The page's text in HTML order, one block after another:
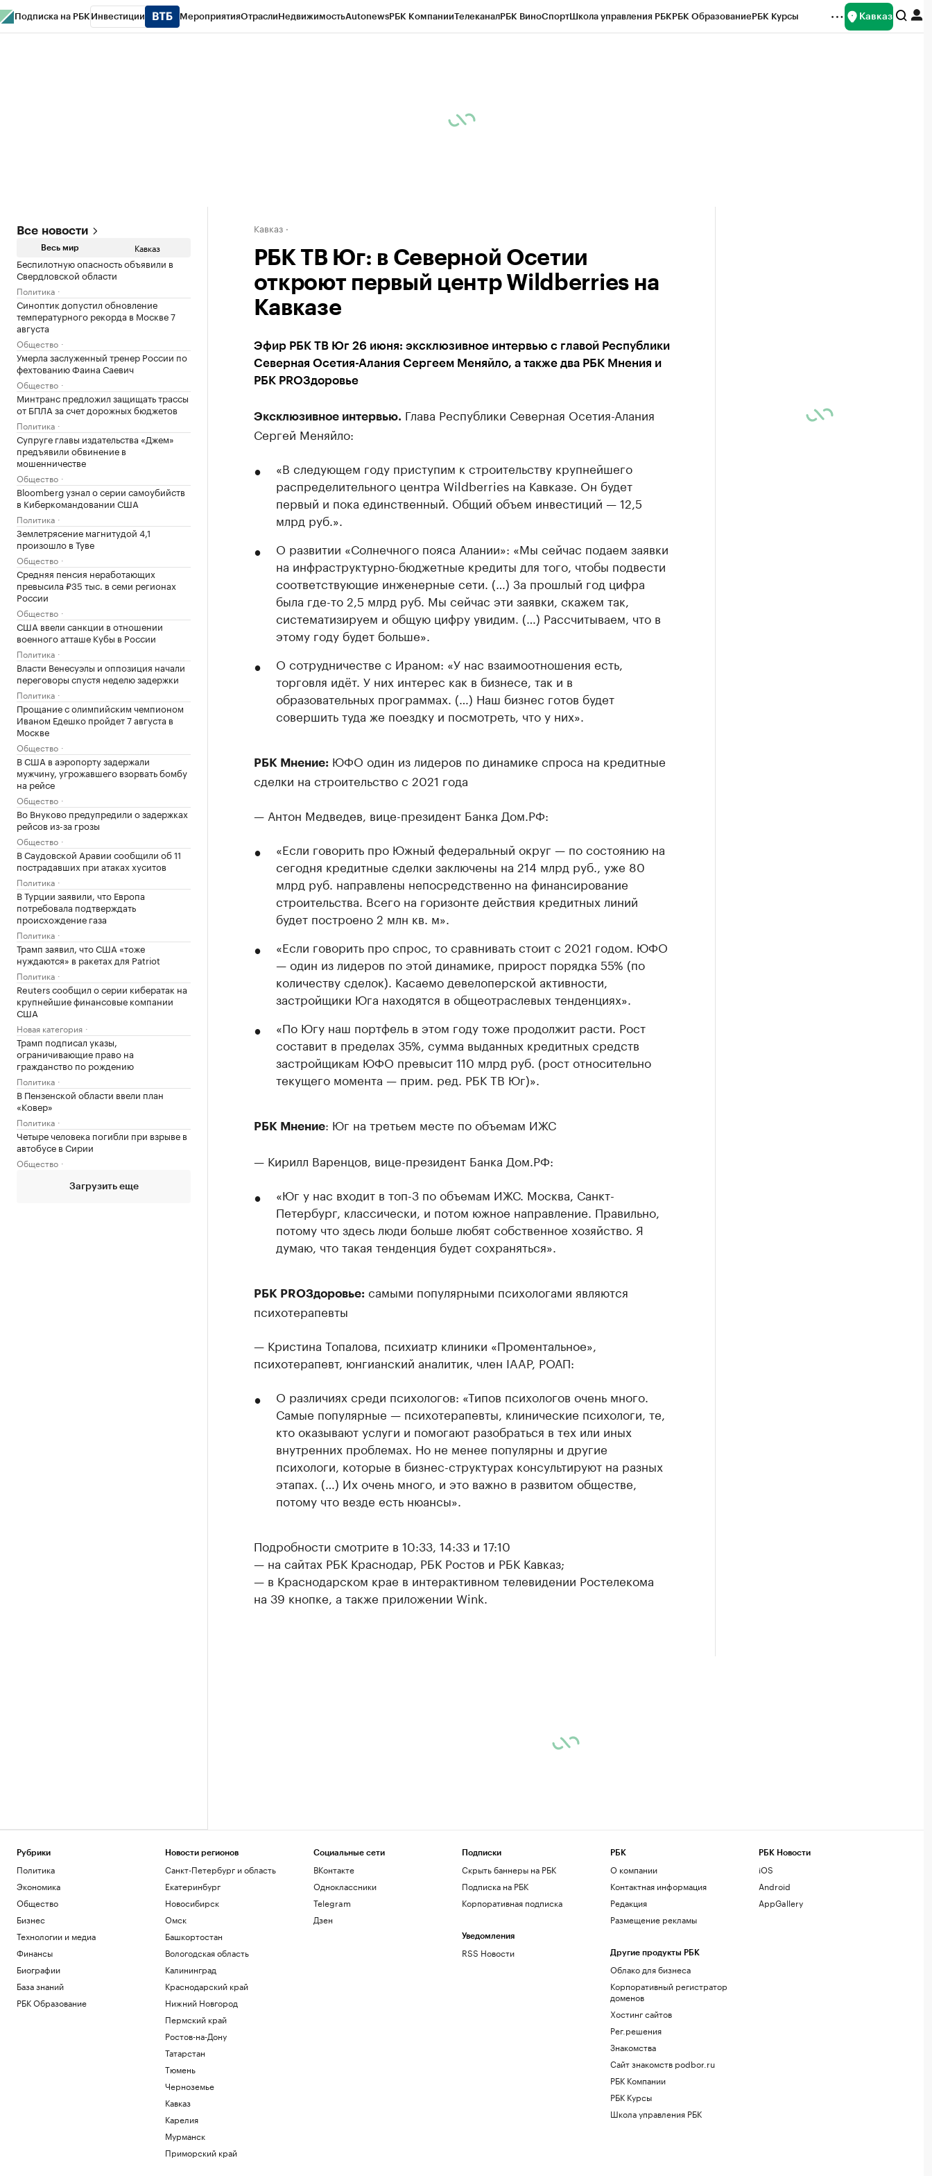
Подписка на РБК Инвестиции МероприятияОтраслиНедвижимостьAutonewsРБК КомпанииТелеканалРБК ВиноСпортШкола управления РБКРБК ОбразованиеРБК Курсы Кавказ
Все новости
Весь мир Кавказ
Беспилотную опасность объявили в
Свердловской области
Политика
Синоптик допустил обновление
температурного рекорда в Москве 7
августа
Общество
Умерла заслуженный тренер России по
фехтованию Фаина Саевич
Общество
Минтранс предложил защищать трассы
от БПЛА за счет дорожных бюджетов
Политика
Супруге главы издательства «Джем»
предъявили обвинение в
мошенничестве
Общество
Bloomberg узнал о серии самоубийств
в Киберкомандовании США
Политика
Землетрясение магнитудой 4,1
произошло в Туве
Общество
Средняя пенсия неработающих
превысила ₽35 тыс. в семи регионах
России
Общество
США ввели санкции в отношении
военного атташе Кубы в России
Политика
Власти Венесуэлы и оппозиция начали
переговоры спустя неделю задержки
Политика
Прощание с олимпийским чемпионом
Иваном Едешко пройдет 7 августа в
Москве
Общество
В США в аэропорту задержали
мужчину, угрожавшего взорвать бомбу
на рейсе
Общество
Во Внуково предупредили о задержках
рейсов из-за грозы
Общество
В Саудовской Аравии сообщили об 11
пострадавших при атаках хуситов
Политика
В Турции заявили, что Европа
потребовала подтверждать
происхождение газа
Политика
Трамп заявил, что США «тоже
нуждаются» в ракетах для Patriot
Политика
Reuters сообщил о серии кибератак на
крупнейшие финансовые компании
США
Новая категория
Трамп подписал указы,
ограничивающие право на
гражданство по рождению
Политика
В Пензенской области ввели план
«Ковер»
Политика
Четыре человека погибли при взрыве в
автобусе в Сирии
Общество
Загрузить еще
Кавказ
РБК ТВ Юг: в Северной Осетии
откроют первый центр Wildberries на
Кавказе
Эфир РБК ТВ Юг 26 июня: эксклюзивное интервью с главой Республики
Северная Осетия-Алания Сергеем Меняйло, а также два РБК Мнения и
РБК PROЗдоровье
Эксклюзивное интервью. Глава Республики Северная Осетия-Алания
Сергей Меняйло:
«В следующем году приступим к строительству крупнейшего
распределительного центра Wildberries на Кавказе. Он будет
первый и пока единственный. Общий объем инвестиций — 12,5
млрд руб.».
О развитии «Солнечного пояса Алании»: «Мы сейчас подаем заявки
на инфраструктурно-бюджетные кредиты для того, чтобы подвести
соответствующие инженерные сети. (…) За прошлый год цифра
была где-то 2,5 млрд руб. Мы сейчас эти заявки, скажем так,
систематизируем и общую цифру увидим. (…) Рассчитываем, что в
этому году будет больше».
О сотрудничестве с Ираном: «У нас взаимоотношения есть,
торговля идёт. У них интерес как в бизнесе, так и в
образовательных программах. (…) Наш бизнес готов будет
совершить туда же поездку и посмотреть, что у них».
РБК Мнение:ЮФО один из лидеров по динамике спроса на кредитные
сделки на строительство с 2021 года
— Антон Медведев, вице-президент Банка Дом.РФ:
«Если говорить про Южный федеральный округ — по состоянию на
сегодня кредитные сделки заключены на 214 млрд руб., уже 80
млрд руб. направлены непосредственно на финансирование
строительства. Всего на горизонте действия кредитных линий
будет построено 2 млн кв. м».
«Если говорить про спрос, то сравнивать стоит с 2021 годом. ЮФО
— один из лидеров по этой динамике, прирост порядка 55% (по
количеству сделок). Касаемо девелоперской активности,
застройщики Юга находятся в общеотраслевых тенденциях».
«По Югу наш портфель в этом году тоже продолжит расти. Рост
составит в пределах 35%, сумма выданных кредитных средств
застройщикам ЮФО превысит 110 млрд руб. (рост относительно
текущего момента — прим. ред. РБК ТВ Юг)».
РБК Мнение: Юг на третьем месте по объемам ИЖС
— Кирилл Варенцов, вице-президент Банка Дом.РФ:
«Юг у нас входит в топ-3 по объемам ИЖС. Москва, Санкт-
Петербург, классически, и потом южное направление. Правильно,
потому что здесь люди больше любят собственное хозяйство. Я
думаю, что такая тенденция будет сохраняться».
РБК PROЗдоровье:самыми популярными психологами являются
психотерапевты
— Кристина Топалова, психиатр клиники «Проментальное»,
психотерапевт, юнгианский аналитик, член IAAP, РОАП:
О различиях среди психологов: «Типов психологов очень много.
Самые популярные — психотерапевты, клинические психологи, те,
кто оказывают услуги и помогают разобраться в тех или иных
внутренних проблемах. Но не менее популярны и другие
психологи, которые в бизнес-структурах консультируют на разных
этапах. (…) Их очень много, и это важно в развитом обществе,
потому что везде есть нюансы».
Подробности смотрите в 10:33, 14:33 и 17:10
— на сайтах РБК Краснодар, РБК Ростов и РБК Кавказ;
— в Краснодарском крае в интерактивном телевидении Ростелекома
на 39 кнопке, а также приложении Wink.
Рубрики
Политика
Экономика
Общество
Бизнес
Технологии и медиа
Финансы
Биографии
База знаний
РБК Образование
Новости регионов
Санкт-Петербург и область
Екатеринбург
Новосибирск
Омск
Башкортостан
Вологодская область
Калининград
Краснодарский край
Нижний Новгород
Пермский край
Ростов-на-Дону
Татарстан
Тюмень
Черноземье
Кавказ
Карелия
Мурманск
Приморский край
Социальные сети
ВКонтакте
Одноклассники
Telegram
Дзен
Подписки
Скрыть баннеры на РБК
Подписка на РБК
Корпоративная подписка
Уведомления
RSS Новости
РБК
О компании
Контактная информация
Редакция
Размещение рекламы
Другие продукты РБК
Облако для бизнеса
Корпоративный регистратор
доменов
Хостинг сайтов
Рег.решения
Знакомства
Сайт знакомств podbor.ru
РБК Компании
РБК Курсы
Школа управления РБК
РБК Новости
iOS
Android
AppGallery